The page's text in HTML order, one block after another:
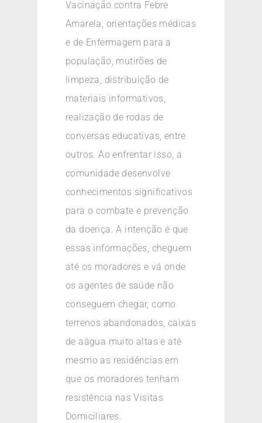
Vacinação contra Febre
Amarela, orientações médicas
e de Enfermagem para a
população, mutirões de
limpeza, distribuição de
materiais informativos,
realização de rodas de
conversas educativas, entre
outros. Ao enfrentar isso, a
comunidade desenvolve
conhecimentos significativos
para o combate e prevenção
da doença. A intenção é que
essas informações, cheguem
até os moradores e vá onde
os agentes de saúde não
conseguem chegar, como
terrenos abandonados, caixas
de aágua muito altas e até
mesmo as residências em
que os moradores tenham
resistência nas Visitas
Domiciliares.